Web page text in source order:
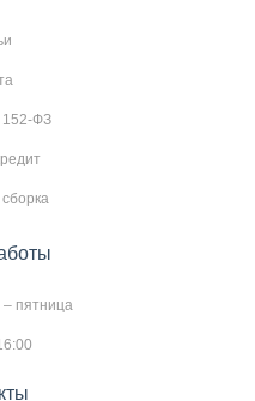
152-ФЗ
– пятница